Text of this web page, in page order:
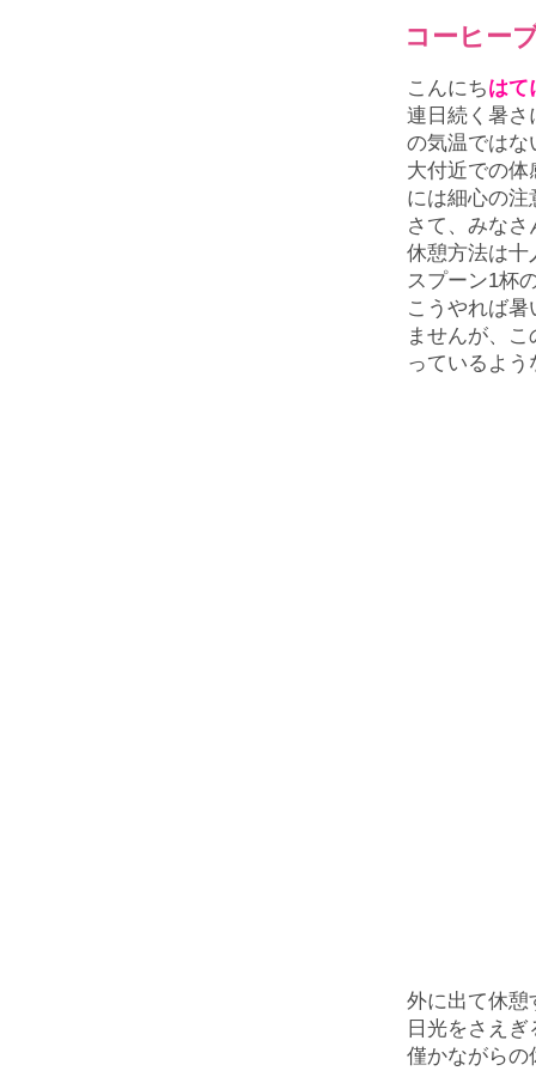
コーヒー
こんにちはて
連日続く暑さ
の気温では
大付近での
には細心の注
さて、みな
休憩方法は十
スプーン1杯
こうやれば
ませんが、
っているよ
外に出て休憩
日光をさえ
僅かながらの